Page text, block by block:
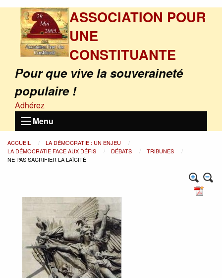
ASSOCIATION POUR
UNE
CONSTITUANTE
Pour que vive la souveraineté
populaire !
Adhérez
Menu
ACCUEIL
LA DÉMOCRATIE : UN ENJEU
LA DÉMOCRATIE FACE AUX DÉFIS
DÉBATS
TRIBUNES
NE PAS SACRIFIER LA LAÏCITÉ